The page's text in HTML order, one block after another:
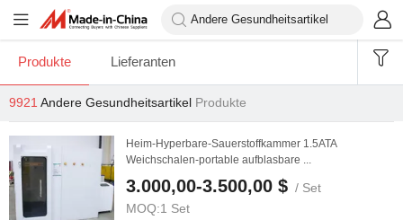
Produkte Lieferanten
9921 Andere Gesundheitsartikel Produkte
Heim-Hyperbare-Sauerstoffkammer 1.5ATA
Weichschalen-portable aufblasbare ...
3.000,00-3.500,00 $ / Set
MOQ:1 Set